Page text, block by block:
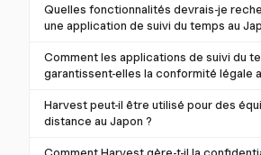
Quelles fonctionnalités devrais-je
une application de suivi du temps au
Au Japon, une application de suivi du
soutenir la conformité aux lois du
et des pauses, et offrir de la flexibilité
modalités de travail comme le travail
temps flexible. L'intégration avec les
Comment les applications de suivi du
garantissent-elles la conformité légale
Les applications de suivi du temps au
garantissent la conformité légale en
Harvest peut-il être utilisé pour des
distance au Japon ?
Oui, Harvest prend en charge les